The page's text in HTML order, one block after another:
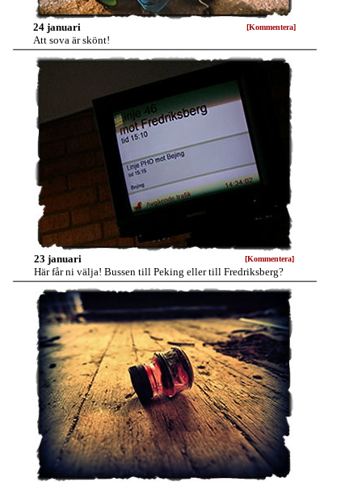
24 januari [Kommentera]
Att sova är skönt!
23 januari [Kommentera]
Här får ni välja! Bussen till Peking eller till Fredriksberg?